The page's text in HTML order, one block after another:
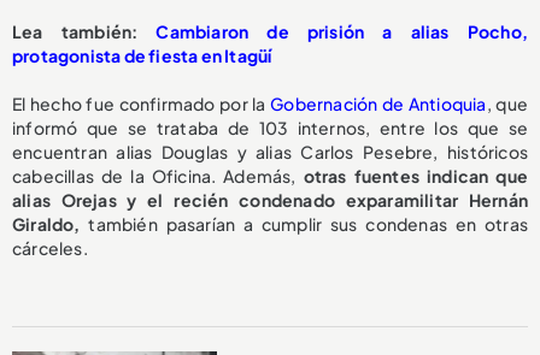
Lea también:Cambiaron de prisión a alias Pocho,
protagonista de fiesta en Itagüí
El hecho fue confirmado por laGobernación de Antioquia, que
informó que se trataba de 103 internos, entre los que se
encuentran alias Douglas y alias Carlos Pesebre, históricos
cabecillas de la Oficina. Además, otras fuentes indican que
alias Orejas y el recién condenado exparamilitar Hernán
Giraldo,también pasarían a cumplir sus condenas en otras
cárceles.